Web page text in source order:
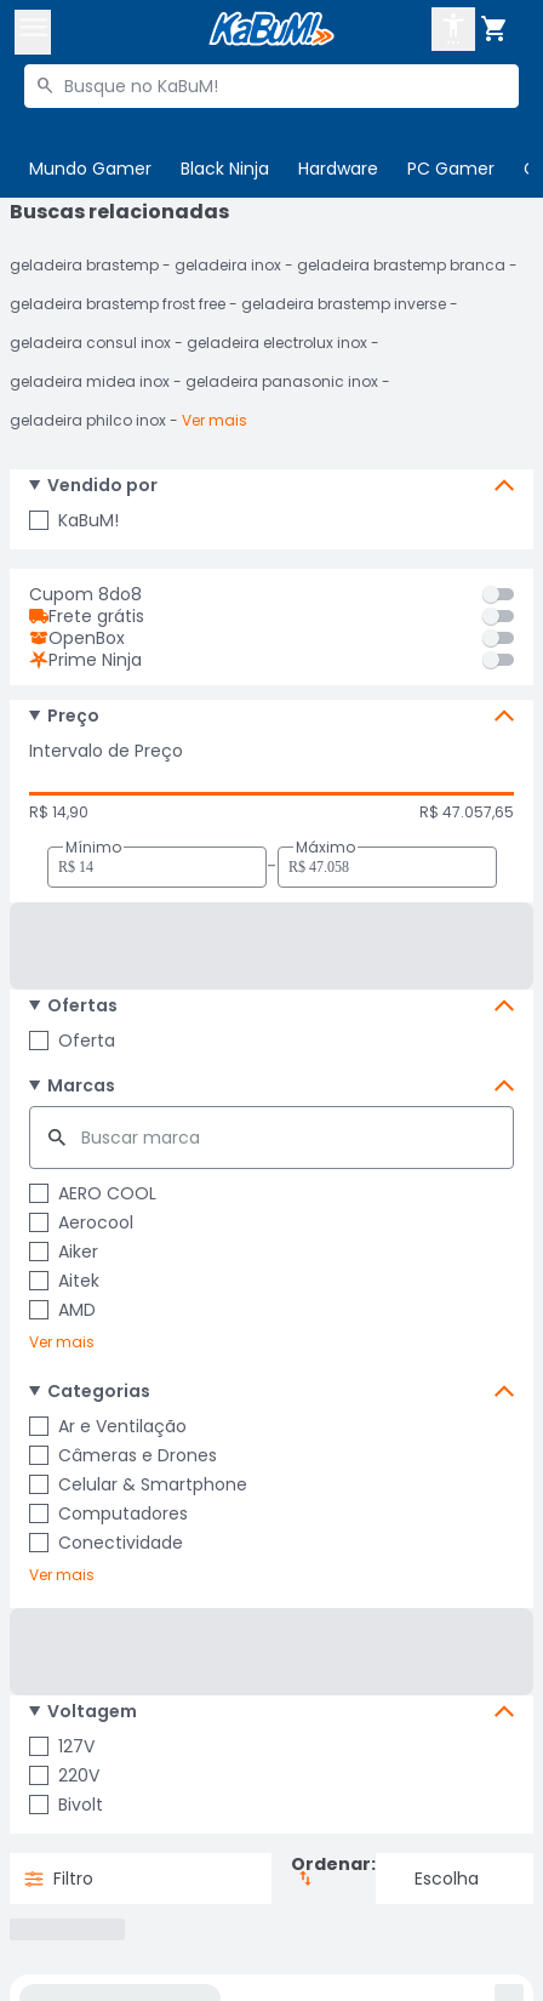

Buscar produtos

Mundo Gamer Black Ninja Hardware PC Gamer

 Departamentos
Cupons
Mais Vendidos
ENTRE
CADASTRE-SE
Buscas relacionadas
geladeira brastemp geladeira inox
geladeira brastemp branca
geladeira brastemp frost free
geladeira brastemp inverse
geladeira consul inox
geladeira electrolux inox
geladeira midea inox
geladeira panasonic inox
geladeira philco inox
Ver mais
Vendido por
KaBuM!
Cupom 8do8
Frete grátis
OpenBox
Prime Ninja
Preço
Intervalo de Preço
R$ 14,90
R$ 47.057,65
Mínimo
-
Máximo
Ofertas
Oferta
Marcas
AERO COOL
Aerocool
Aiker
Aitek
AMD
Ver mais
Categorias
Ar e Ventilação
Câmeras e Drones
Celular & Smartphone
Computadores
Conectividade
Ver mais
Voltagem
127V
220V
Bivolt
Filtro
Ordenar: